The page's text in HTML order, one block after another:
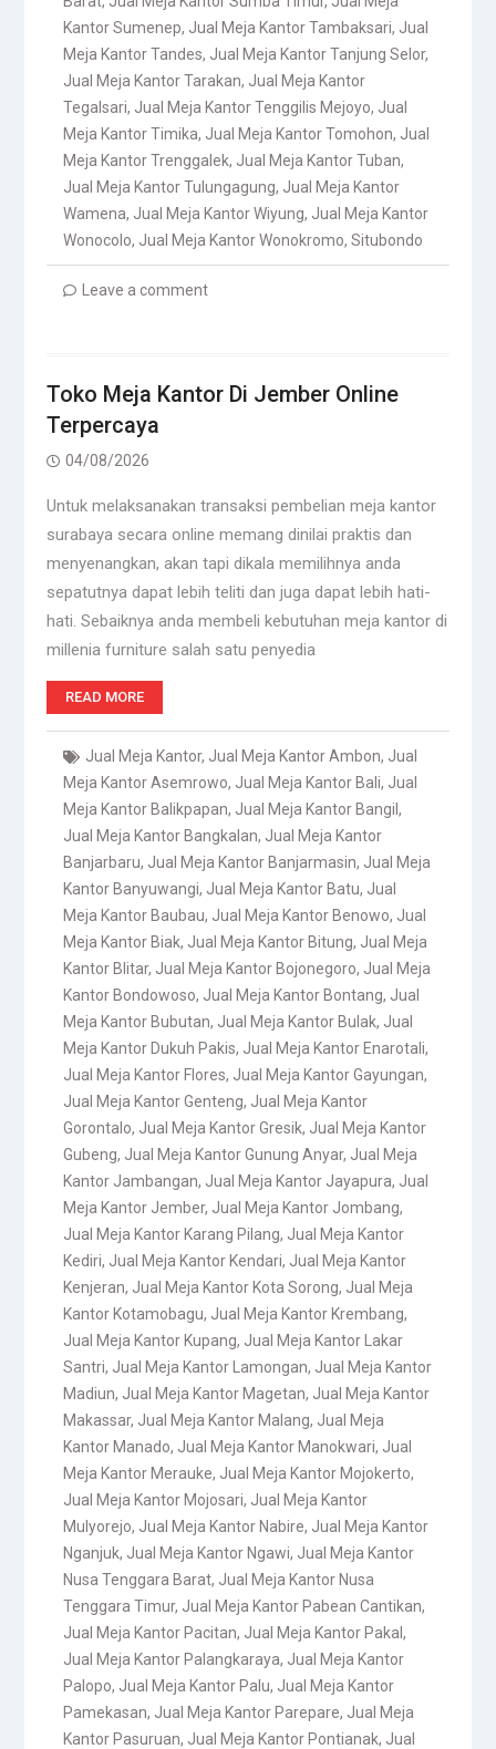
Kantor Sumenep, Jual Meja Kantor Tambaksari, Jual
Meja Kantor Tandes, Jual Meja Kantor Tanjung Selor,
Jual Meja Kantor Tarakan, Jual Meja Kantor
Tegalsari, Jual Meja Kantor Tenggilis Mejoyo, Jual
Meja Kantor Timika, Jual Meja Kantor Tomohon, Jual
Meja Kantor Trenggalek, Jual Meja Kantor Tuban,
Jual Meja Kantor Tulungagung, Jual Meja Kantor
Wamena, Jual Meja Kantor Wiyung, Jual Meja Kantor
Wonocolo, Jual Meja Kantor Wonokromo, Situbondo
Leave a comment
Toko Meja Kantor Di Jember Online
Terpercaya
04/08/2026
Untuk melaksanakan transaksi pembelian meja kantor
surabaya secara online memang dinilai praktis dan
menyenangkan, akan tapi dikala memilihnya anda
sepatutnya dapat lebih teliti dan juga dapat lebih hati-
hati. Sebaiknya anda membeli kebutuhan meja kantor di
millenia furniture salah satu penyedia
READ MORE
Jual Meja Kantor, Jual Meja Kantor Ambon, Jual
Meja Kantor Asemrowo, Jual Meja Kantor Bali, Jual
Meja Kantor Balikpapan, Jual Meja Kantor Bangil ,
Jual Meja Kantor Bangkalan, Jual Meja Kantor
Banjarbaru, Jual Meja Kantor Banjarmasin, Jual Meja
Kantor Banyuwangi, Jual Meja Kantor Batu, Jual
Meja Kantor Baubau, Jual Meja Kantor Benowo, Jual
Meja Kantor Biak, Jual Meja Kantor Bitung, Jual Meja
Kantor Blitar, Jual Meja Kantor Bojonegoro, Jual Meja
Kantor Bondowoso, Jual Meja Kantor Bontang, Jual
Meja Kantor Bubutan, Jual Meja Kantor Bulak, Jual
Meja Kantor Dukuh Pakis, Jual Meja Kantor Enarotali,
Jual Meja Kantor Flores, Jual Meja Kantor Gayungan,
Jual Meja Kantor Genteng, Jual Meja Kantor
Gorontalo, Jual Meja Kantor Gresik, Jual Meja Kantor
Gubeng, Jual Meja Kantor Gunung Anyar, Jual Meja
Kantor Jambangan, Jual Meja Kantor Jayapura, Jual
Meja Kantor Jember, Jual Meja Kantor Jombang,
Jual Meja Kantor Karang Pilang, Jual Meja Kantor
Kediri, Jual Meja Kantor Kendari, Jual Meja Kantor
Kenjeran, Jual Meja Kantor Kota Sorong, Jual Meja
Kantor Kotamobagu, Jual Meja Kantor Krembang,
Jual Meja Kantor Kupang, Jual Meja Kantor Lakar
Santri, Jual Meja Kantor Lamongan, Jual Meja Kantor
Madiun, Jual Meja Kantor Magetan, Jual Meja Kantor
Makassar, Jual Meja Kantor Malang, Jual Meja
Kantor Manado, Jual Meja Kantor Manokwari, Jual
Meja Kantor Merauke, Jual Meja Kantor Mojokerto,
Jual Meja Kantor Mojosari, Jual Meja Kantor
Mulyorejo, Jual Meja Kantor Nabire, Jual Meja Kantor
Nganjuk, Jual Meja Kantor Ngawi, Jual Meja Kantor
Nusa Tenggara Barat, Jual Meja Kantor Nusa
Tenggara Timur, Jual Meja Kantor Pabean Cantikan,
Jual Meja Kantor Pacitan, Jual Meja Kantor Pakal ,
Jual Meja Kantor Palangkaraya, Jual Meja Kantor
Palopo, Jual Meja Kantor Palu, Jual Meja Kantor
Pamekasan, Jual Meja Kantor Parepare, Jual Meja
Kantor Pasuruan, Jual Meja Kantor Pontianak, Jual